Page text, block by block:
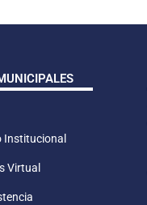
Institucional
Virtual